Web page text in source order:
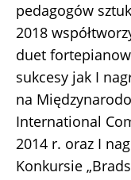
pedagogów
2018
duet
sukcesy jak I
na
International
2014 r. oraz I
Konkursie